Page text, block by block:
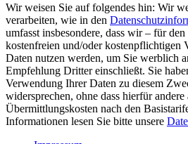
Wir weisen Sie auf folgendes hin: Wir
verarbeiten, wie in den
umfasst insbesondere, dass wir – für
kostenfreien und/oder kostenpflichtigen
Daten nutzen werden, um Sie werblich
Empfehlung Dritter einschließt. Sie
Verwendung Ihrer Daten zu diesem
widersprechen, ohne dass hierfür andere
Übermittlungskosten nach den
Informationen lesen Sie bitte unsere